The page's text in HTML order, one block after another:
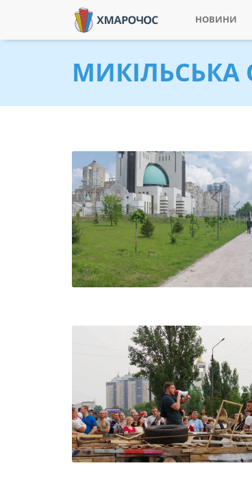
НОВИНИ
МИКІЛЬСЬКА